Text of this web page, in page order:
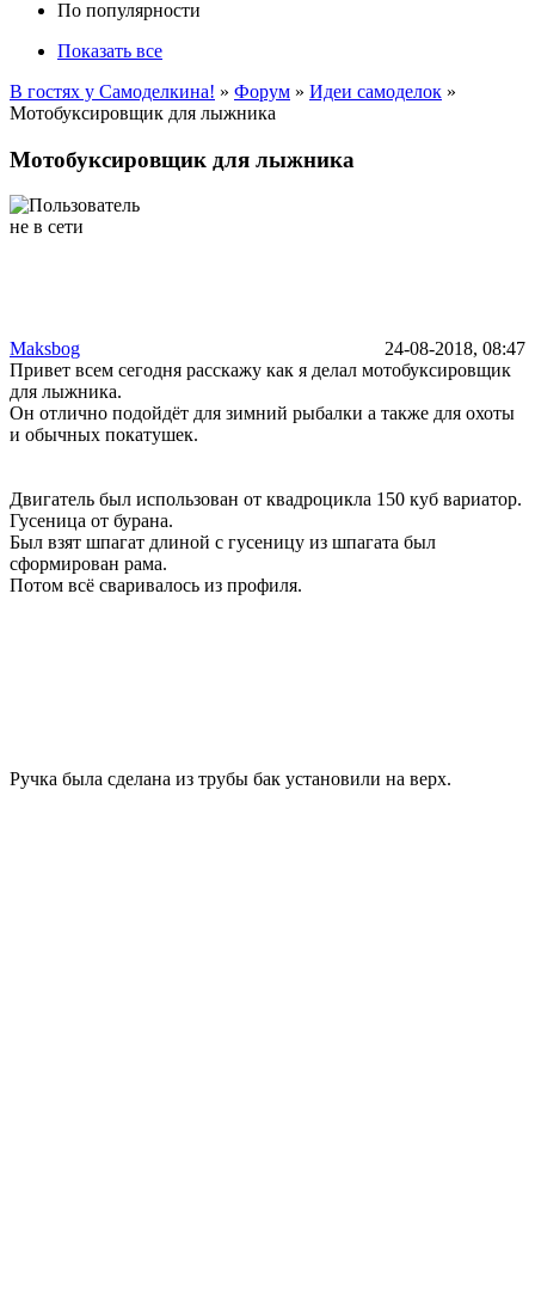
По популярности
Показать все
В гостях у Самоделкина! » Форум » Идеи самоделок »
Мотобуксировщик для лыжника
Мотобуксировщик для лыжника
Maksbog
24-08-2018, 08:47
Привет всем сегодня расскажу как я делал мотобуксировщик
для лыжника.
Он отлично подойдёт для зимний рыбалки а также для охоты
и обычных покатушек.
Двигатель был использован от квадроцикла 150 куб вариатор.
Гусеница от бурана.
Был взят шпагат длиной с гусеницу из шпагата был
сформирован рама.
Потом всё сваривалось из профиля.
Ручка была сделана из трубы бак установили на верх.